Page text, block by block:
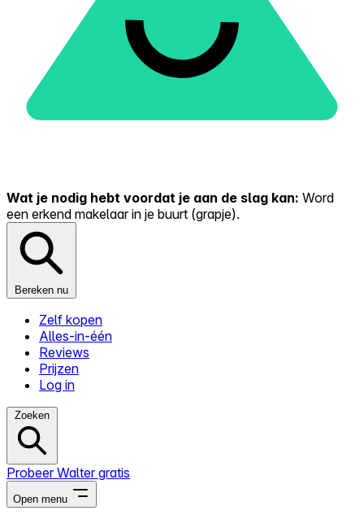
Wat je nodig hebt voordat je aan de slag kan: Word
een erkend makelaar in je buurt (grapje).
Bereken nu
Zelf kopen
Alles-in-één
Reviews
Prijzen
Log in
Zoeken
Probeer Walter gratis
Open menu